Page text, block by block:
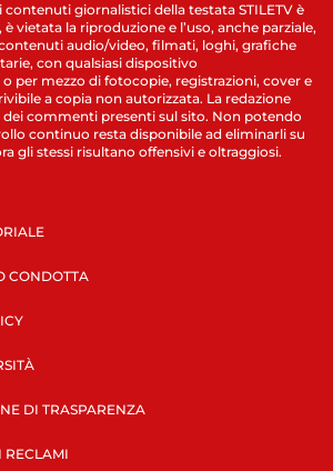
contenuti giornalistici della testata STILETV è
vietata la riproduzione e l’uso, anche parziale,
audio/video, filmati, loghi, grafiche
con qualsiasi dispositivo
per mezzo di fotocopie, registrazioni, cover e
a copia non autorizzata. La redazione
dei commenti presenti sul sito. Non potendo
continuo resta disponibile ad eliminarli su
gli stessi risultano offensivi e oltraggiosi.
CONDOTTA
DI TRASPARENZA
RECLAMI